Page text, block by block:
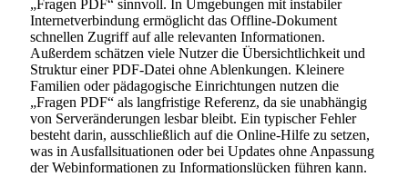
„Fragen PDF“ sinnvoll. In Umgebungen mit instabiler
Internetverbindung ermöglicht das Offline-Dokument
schnellen Zugriff auf alle relevanten Informationen.
Außerdem schätzen viele Nutzer die Übersichtlichkeit und
Struktur einer PDF-Datei ohne Ablenkungen. Kleinere
Familien oder pädagogische Einrichtungen nutzen die
„Fragen PDF“ als langfristige Referenz, da sie unabhängig
von Serveränderungen lesbar bleibt. Ein typischer Fehler
besteht darin, ausschließlich auf die Online-Hilfe zu setzen,
was in Ausfallsituationen oder bei Updates ohne Anpassung
der Webinformationen zu Informationslücken führen kann.